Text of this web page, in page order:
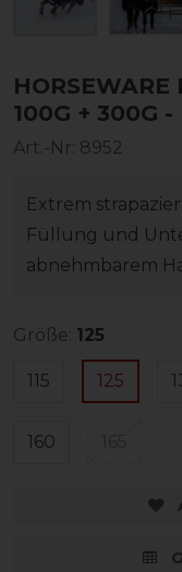
100G + 300G -
Art.-Nr: 8952
Extrem
Füllung und
abnehmbarem
Größe: 125
115 125
160